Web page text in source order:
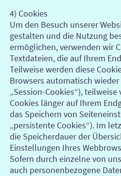
4) Cookies
Um den Besuch unserer
gestalten und die Nutzung
ermöglichen, verwenden wir
Textdateien, die auf Ihrem
Teilweise werden diese
Browsers automatisch
„Session-Cookies“),
Cookies länger auf Ihrem
das Speichern von
„persistente Cookies“). Im
die Speicherdauer der
Einstellungen Ihres
Sofern durch einzelne von
auch personenbezogene